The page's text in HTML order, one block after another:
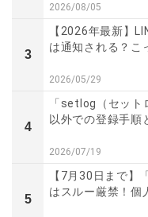
2026/08/05
3
【2026年最新】
は通知される？こ
2026/05/29
4
「setlog（セット
以外での登録手順
2026/07/19
5
【7月30日まで】
はスルー厳禁！個